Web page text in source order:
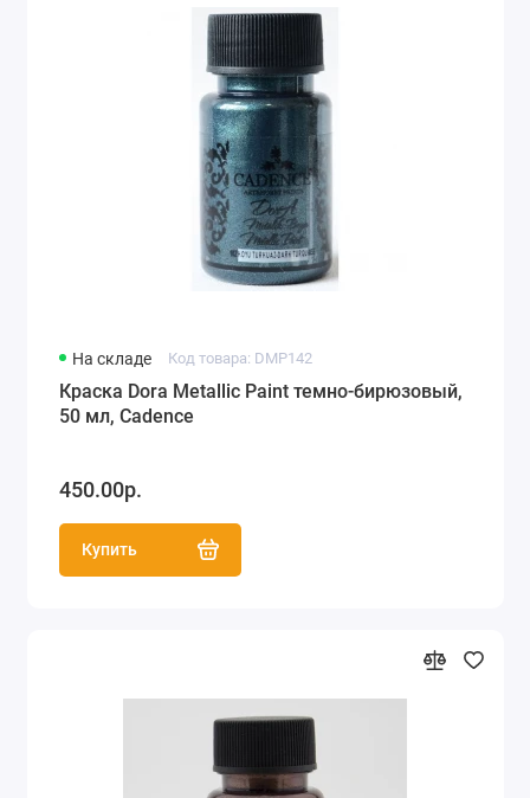
На складе Код товара: DMP142
Краска Dora Metallic Paint темно-бирюзовый,
50 мл, Cadence
450.00р.
Купить